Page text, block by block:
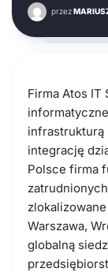
przez
Firma Atos IT
infrastrukturą
integrację
Polsce firma
Warszawa,
globalną